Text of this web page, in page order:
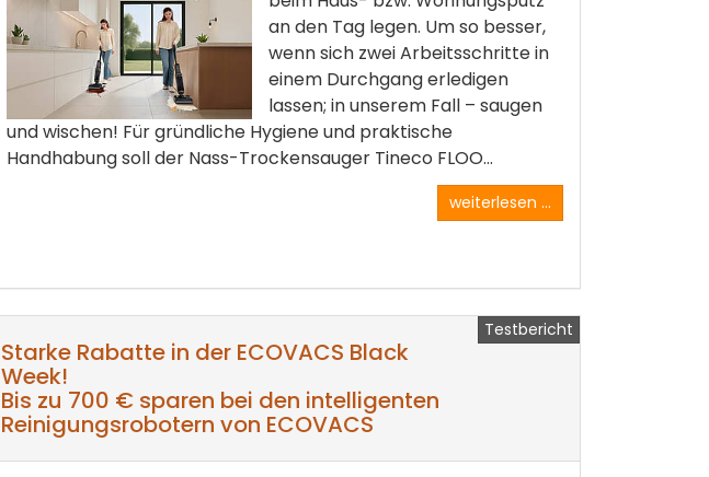
an den Tag legen. Um so besser,
wenn sich zwei Arbeitsschritte in
einem Durchgang erledigen
lassen; in unserem Fall – saugen
und wischen! Für gründliche Hygiene und praktische
Handhabung soll der Nass-Trockensauger Tineco FLOO...
weiterlesen ...
Testbericht
Starke Rabatte in der ECOVACS Black
Week!
Bis zu 700 € sparen bei den intelligenten
Reinigungsrobotern von ECOVACS